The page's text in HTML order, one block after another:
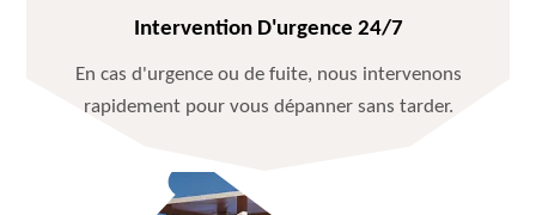
Intervention D'urgence 24/7
En cas d'urgence ou de fuite, nous intervenons
rapidement pour vous dépanner sans tarder.